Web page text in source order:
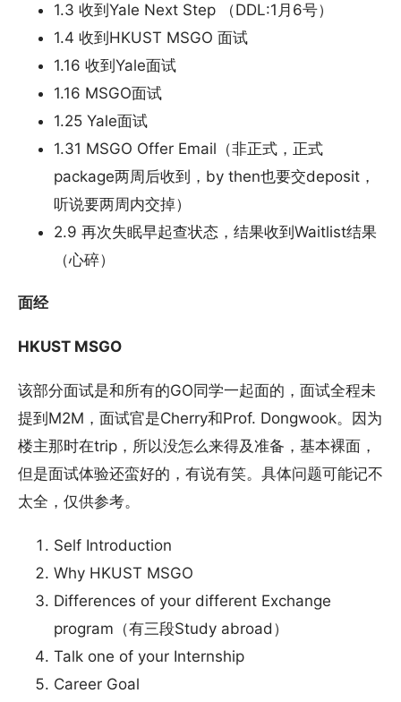
1.3 收到Yale Next Step （DDL:1月6号）
1.4 收到HKUST MSGO 面试
1.16 收到Yale面试
1.16 MSGO面试
1.25 Yale面试
1.31 MSGO Offer Email（非正式，正式
package两周后收到，by then也要交deposit，
听说要两周内交掉）
2.9 再次失眠早起查状态，结果收到Waitlist结果
（心碎）
面经
HKUST MSGO
该部分面试是和所有的GO同学一起面的，面试全程未
提到M2M，面试官是Cherry和Prof. Dongwook。因为
楼主那时在trip，所以没怎么来得及准备，基本裸面，
但是面试体验还蛮好的，有说有笑。具体问题可能记不
太全，仅供参考。
Self Introduction
Why HKUST MSGO
Differences of your different Exchange
program（有三段Study abroad）
Talk one of your Internship
Career Goal